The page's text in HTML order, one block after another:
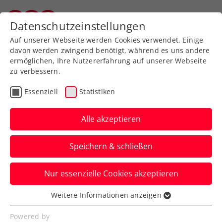
Zurück zur Newsübersicht
Verbands-Info
Ladies in Tennis: Mehr
Frauen für Österreichs
Tennissport
Das neue Projekt in Kooperation mit dem
Bundesministerium für Kunst, Kultur,
öffentlicher Dienst und Sport ist voll im
Gang.
Datenschutzeinstellungen
Auf unserer Webseite werden Cookies verwendet. Einige
davon werden zwingend benötigt, während es uns andere
ermöglichen, Ihre Nutzererfahrung auf unserer Webseite
zu verbessern.
Essenziell Statistiken
Alle akzeptieren
Speichern & schließen
Nur essenzielle Cookies akzeptieren
Essenziell
Essenzielle Cookies werden für grundlegende
Weitere Informationen anzeigen
Powered by